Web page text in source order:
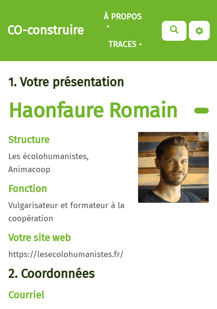
Aller au contenu principal
CO-construire
À PROPOS
TRACES
1. Votre présentation
Haonfaure Romain
Structure
Les écolohumanistes,
Animacoop
Fonction
Vulgarisateur et formateur à la
coopération
Votre site web
https://lesecolohumanistes.fr/
2. Coordonnées
Courriel